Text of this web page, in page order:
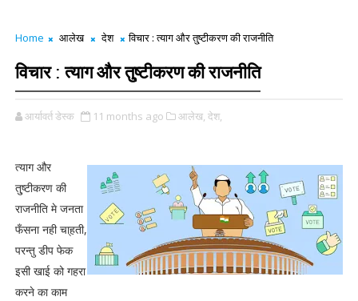
Home आलेख देश विचार : त्याग और तु्ष्टीकरण की राजनीति
विचार : त्याग और तु्ष्टीकरण की राजनीति
आर्यावर्त डेस्क 11 months ago आलेख, देश,
त्याग और
तु्ष्टीकरण की
राजनीति मे जनता
फँसना नही चा्हती,
परन्तु डीप फेक
इसी खाई को गहरा
करने का काम